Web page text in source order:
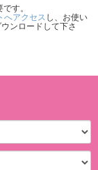
す。
へアクセス し、お使い
ンロードして下さ